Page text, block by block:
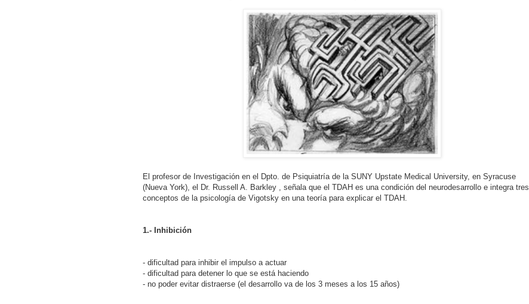
El profesor de Investigación en el Dpto. de Psiquiatría de la SUNY Upstate Medical University, en Syracuse
(Nueva York), el Dr. Russell A. Barkley , señala que el TDAH es una condición del neurodesarroll o e integra tres
conceptos de la psicología de Vigotsky en una teoría para explicar el TDAH.
1.- Inhibición
- dificultad para inhibir el impulso a actuar
- dificultad para detener lo que se está haciendo
- no poder evitar distraerse (el desarrollo va de los 3 meses a los 15 años)